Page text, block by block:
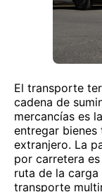
El transporte
cadena de
mercancías es
entregar
extranjero. La
por carretera
ruta de la
transporte